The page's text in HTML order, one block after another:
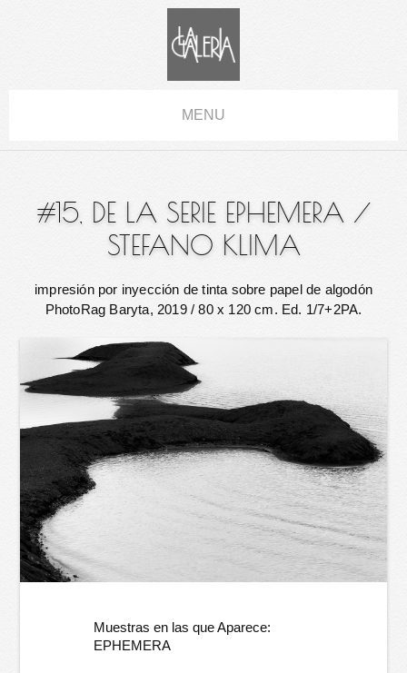
MENU
#15, DE LA SERIE EPHEMERA /
STEFANO KLIMA
impresión por inyección de tinta sobre papel de algodón
PhotoRag Baryta, 2019/ 80 x 120 cm. Ed. 1/7+2PA.
Muestras en las que Aparece:
EPHEMERA